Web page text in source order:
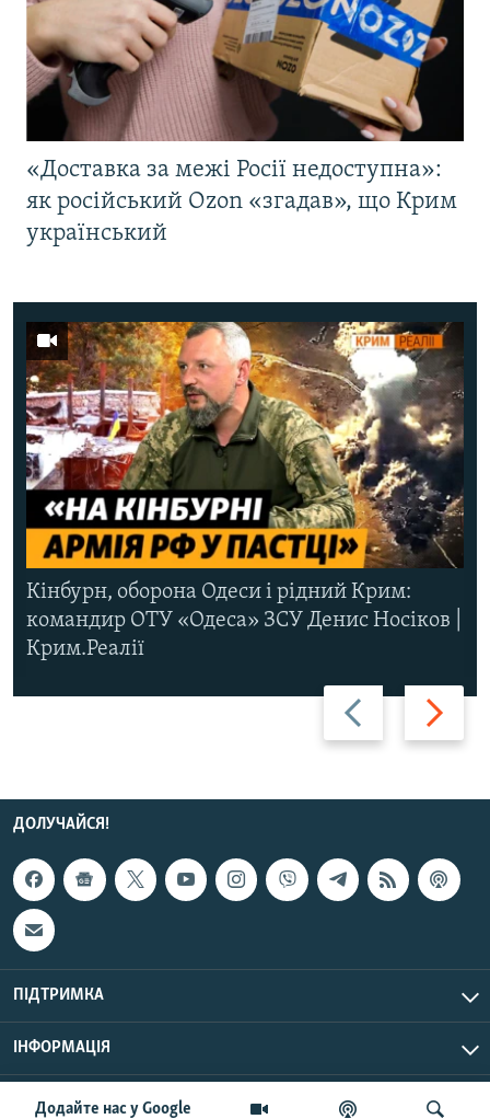
Додайте нас у Google
«Доставка за межі Росії недоступна»:
як російський Ozon «згадав», що Крим
український
Назад Вперед
Кінбурн, оборона Одеси і рідний Крим:
командир ОТУ «Одеса» ЗСУ Денис Носіков |
Крим.Реалії
ДОЛУЧАЙСЯ!
ПІДТРИМКА
ІНФОРМАЦІЯ
© Радіо Свобода, 2026 | Усі права застережено.
UTC+3